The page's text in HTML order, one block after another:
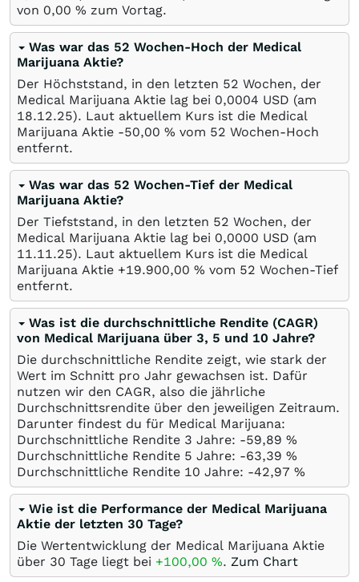
von 0,00 % zum Vortag.
Was war das 52 Wochen-Hoch der Medical
Marijuana Aktie?
Der Höchststand, in den letzten 52 Wochen, der
Medical Marijuana Aktie lag bei 0,0004 USD (am
18.12.25). Laut aktuellem Kurs ist die Medical
Marijuana Aktie -50,00 % vom 52 Wochen-Hoch
entfernt.
Was war das 52 Wochen-Tief der Medical
Marijuana Aktie?
Der Tiefststand, in den letzten 52 Wochen, der
Medical Marijuana Aktie lag bei 0,0000 USD (am
11.11.25). Laut aktuellem Kurs ist die Medical
Marijuana Aktie +19.900,00 % vom 52 Wochen-Tief
entfernt.
Was ist die durchschnittliche Rendite (CAGR)
von Medical Marijuana über 3, 5 und 10 Jahre?
Die durchschnittliche Rendite zeigt, wie stark der
Wert im Schnitt pro Jahr gewachsen ist. Dafür
nutzen wir den CAGR, also die jährliche
Durchschnittsrendite über den jeweiligen Zeitraum.
Darunter findest du für Medical Marijuana:
Durchschnittliche Rendite 3 Jahre: -59,89 %
Durchschnittliche Rendite 5 Jahre: -63,39 %
Durchschnittliche Rendite 10 Jahre: -42,97 %
Wie ist die Performance der Medical Marijuana
Aktie der letzten 30 Tage?
Die Wertentwicklung der Medical Marijuana Aktie
über 30 Tage liegt bei +100,00 %. Zum Chart